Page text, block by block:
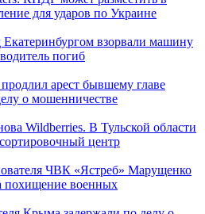
для ударов по Украине
взорвали машину
погиб
арест бывшему главе
о мошенничестве
Wildberries. В Тульской области
центр
ЧВК «Ястреб» Марущенко
похищение военных